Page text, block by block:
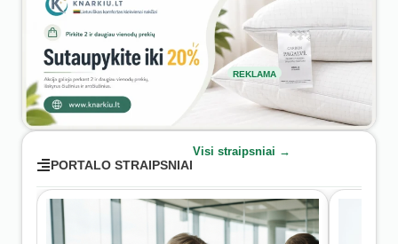
REKLAMA
PORTALO STRAIPSNIAI
Visi straipsniai →